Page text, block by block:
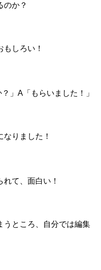
のか？
しろい！
」A「もらいました！」
りました！
て、面白い！
うところ、自分では編集